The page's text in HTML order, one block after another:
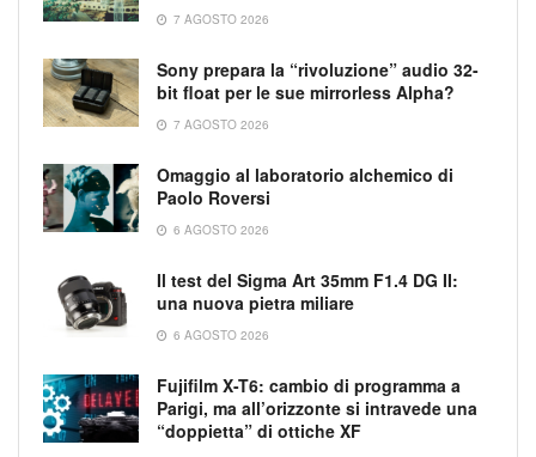
7 AGOSTO 2026
Sony prepara la “rivoluzione” audio 32-
bit float per le sue mirrorless Alpha?
7 AGOSTO 2026
Omaggio al laboratorio alchemico di
Paolo Roversi
6 AGOSTO 2026
Il test del Sigma Art 35mm F1.4 DG II:
una nuova pietra miliare
6 AGOSTO 2026
Fujifilm X-T6: cambio di programma a
Parigi, ma all’orizzonte si intravede una
“doppietta” di ottiche XF